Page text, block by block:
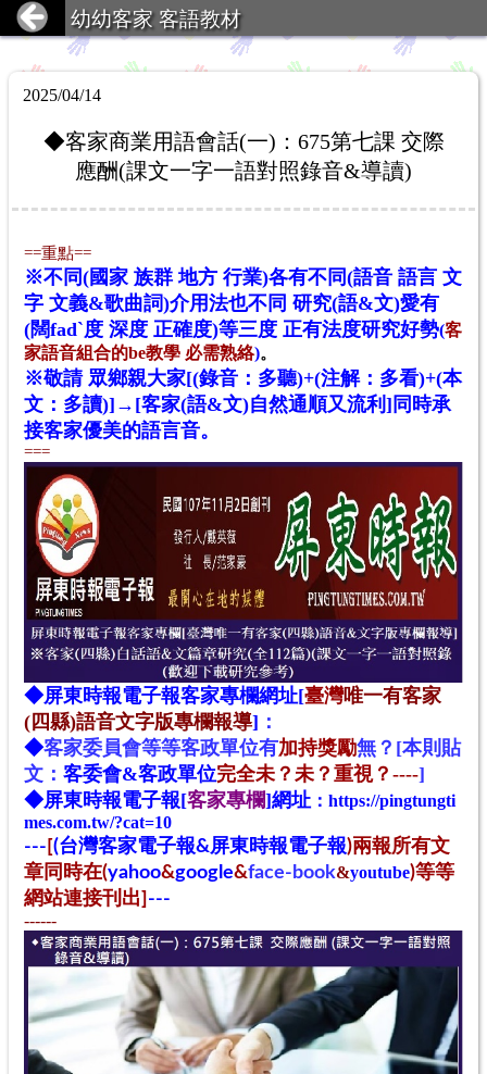
幼幼客家 客語教材
2025/04/14
◆客家商業用語會話(一)：675第七課 交際
應酬(課文一字一語對照錄音&導讀)
==重點==
※不同(國家 族群 地方 行業)各有不同(語音 語言 文
字 文義&歌曲詞)介用法也不同 研究(語&文)愛有
(闊fadˋ度 深度 正確度)等三度 正有法度研究好勢(客
家語音組合的be教學 必需熟絡)。
※敬請 眾鄉親大家[(錄音：多聽)+(注解：多看)+(本
文：多讀)]→[客家(語&文)自然通順又流利]同時承
接客家優美的語言音。
===
◆屏東時報電子報客家專欄網址[臺灣唯一有客家
(四縣)語音文字版專欄報導] ：
◆客家委員會等等客政單位有加持獎勵無？ [本則貼
文： 客委會&客政單位完全未？未？重視？ ----]
◆屏東時報電子報[客家專欄]網址 ： https://pingtungti
mes.com.tw/?cat=10
--- [(台灣客家電子報&屏東時報電子報)兩報所有文
章同時在(yahoo&google&face-book&youtube)等等
網站連接刊出] ---
------